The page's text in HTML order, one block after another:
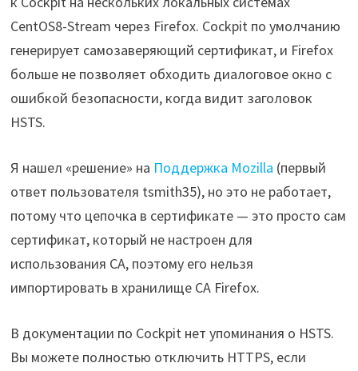
CentOS8-Stream через Firefox. Cockpit по умолчанию
генерирует самозаверяющий сертификат, и Firefox
больше не позволяет обходить диалоговое окно с
ошибкой безопасности, когда видит заголовок
HSTS.
Я нашел «решение» на Поддержка Mozilla (первый
ответ пользователя tsmith35), но это не работает,
потому что цепочка в сертификате — это просто сам
сертификат, который не настроен для
использования CA, поэтому его нельзя
импортировать в хранилище CA Firefox.
В документации по Cockpit нет упоминания о HSTS.
Вы можете полностью отключить HTTPS, если